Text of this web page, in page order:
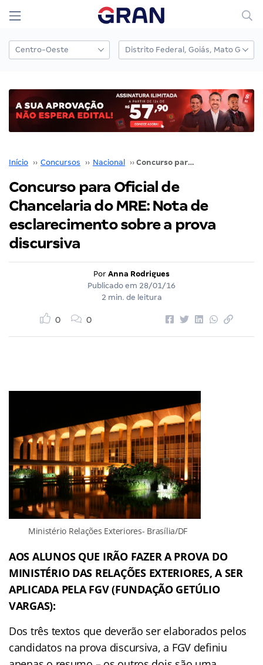
Início ›› Concursos ›› Nacional ›› Concurso para Oficial de Chancelaria do MRE: Nota de esclarecimento sobre a prova discursiva
Concurso para Oficial de
Chancelaria do MRE: Nota de
esclarecimento sobre a prova
discursiva
Por Anna Rodrigues
Publicado em 28/01/16
2 min. de leitura
0 0
Ministério Relações Exteriores- Brasília/DF
AOS ALUNOS QUE IRÃO FAZER A PROVA DO
MINISTÉRIO DAS RELAÇÕES EXTERIORES, A SER
APLICADA PELA FGV (FUNDAÇÃO GETÚLIO
VARGAS):
Dos três textos que deverão ser elaborados pelos
candidatos na prova discursiva, a FGV definiu